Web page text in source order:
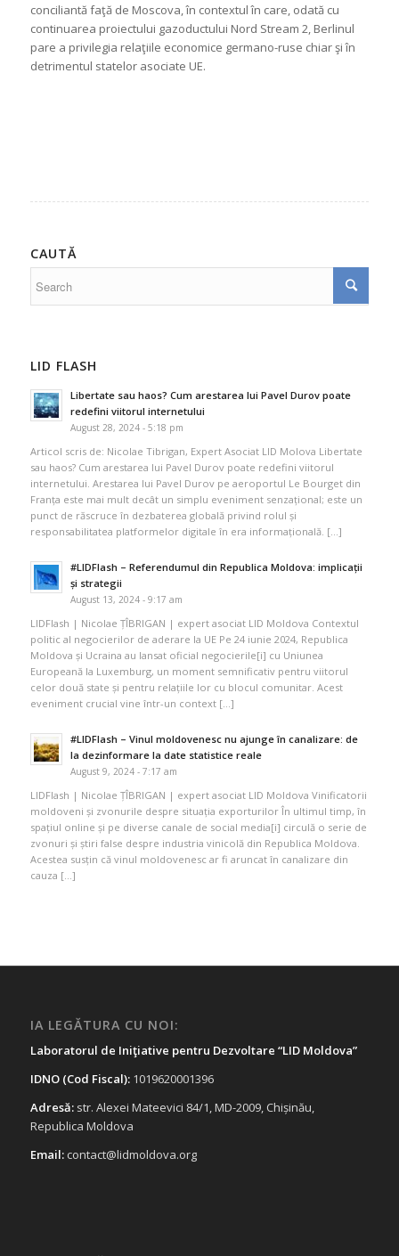
conciliantă faţă de Moscova, în contextul în care, odată cu
continuarea proiectului gazoductului Nord Stream 2, Berlinul
pare a privilegia relaţiile economice germano-ruse chiar şi în
detrimentul statelor asociate UE.
CAUTĂ
LID FLASH
Libertate sau haos? Cum arestarea lui Pavel Durov poate
redefini viitorul internetului
August 28, 2024 - 5:18 pm
Articol scris de: Nicolae Tibrigan, Expert Asociat LID Molova Libertate
sau haos? Cum arestarea lui Pavel Durov poate redefini viitorul
internetului. Arestarea lui Pavel Durov pe aeroportul Le Bourget din
Franța este mai mult decât un simplu eveniment senzațional; este un
punct de răscruce în dezbaterea globală privind rolul și
responsabilitatea platformelor digitale în era informațională. […]
#LIDFlash – Referendumul din Republica Moldova: implicații
și strategii
August 13, 2024 - 9:17 am
LIDFlash | Nicolae ȚÎBRIGAN | expert asociat LID Moldova Contextul
politic al negocierilor de aderare la UE Pe 24 iunie 2024, Republica
Moldova și Ucraina au lansat oficial negocierile[i] cu Uniunea
Europeană la Luxemburg, un moment semnificativ pentru viitorul
celor două state și pentru relațiile lor cu blocul comunitar. Acest
eveniment crucial vine într-un context […]
#LIDFlash – Vinul moldovenesc nu ajunge în canalizare: de
la dezinformare la date statistice reale
August 9, 2024 - 7:17 am
LIDFlash | Nicolae ȚÎBRIGAN | expert asociat LID Moldova Vinificatorii
moldoveni și zvonurile despre situația exporturilor În ultimul timp, în
spațiul online și pe diverse canale de social media[i] circulă o serie de
zvonuri și știri false despre industria vinicolă din Republica Moldova.
Acestea susțin că vinul moldovenesc ar fi aruncat în canalizare din
cauza […]
IA LEGĂTURA CU NOI:
Laboratorul de Iniţiative pentru Dezvoltare “LID Moldova”
IDNO (Cod Fiscal):1019620001396
Adresă:str. Alexei Mateevici 84/1, MD-2009, Chișinău,
Republica Moldova
Email: contact@lidmoldova.org